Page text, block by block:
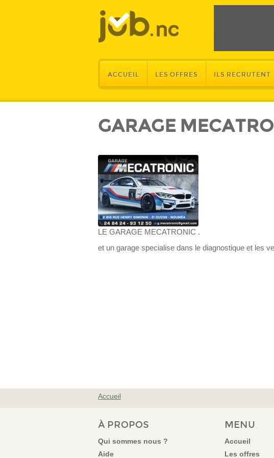
ACCUEIL LES OFFRES ILS RECRUTENT
GARAGE
LE GARAGE MECATRONIC .
et un garage specialise dans le diagnostique et les
VOUS ÊTES ICI
Accueil
À PROPOS
Qui sommes nous ?
Aide
MENU
Accueil
Les offres